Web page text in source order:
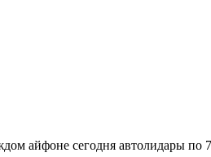
айфоне сегодня автолидары по